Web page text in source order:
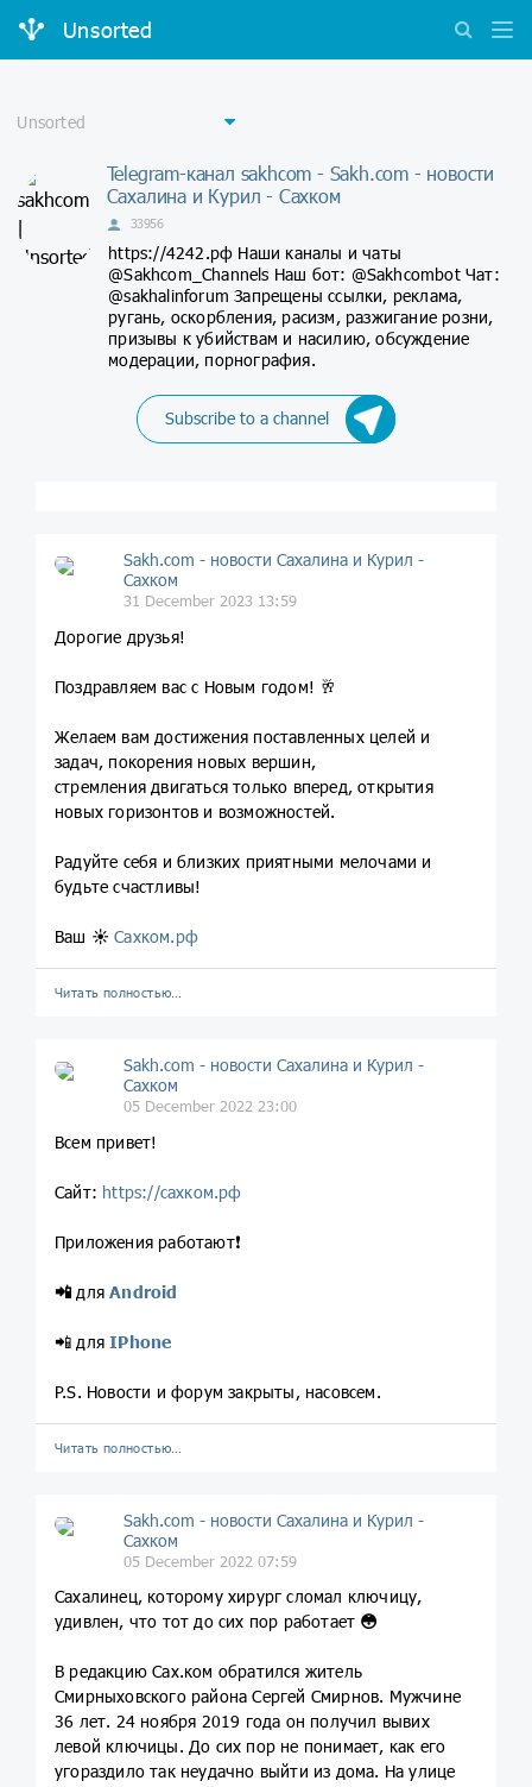
Unsorted
Telegram-канал sakhcom - Sakh.com - новости
Сахалина и Курил - Сахком
33956
https://4242.рф Наши каналы и чаты
@Sakhcom_Channels Наш бот: @Sakhcombot Чат:
@sakhalinforum Запрещены ссылки, реклама,
ругань, оскорбления, расизм, разжигание розни,
призывы к убийствам и насилию, обсуждение
модерации, порнография.
Subscribe to a channel
Sakh.com - новости Сахалина и Курил -
Сахком
31 December 2023 13:59
Дорогие друзья!
Поздравляем вас с Новым годом! 🥂
Желаем вам достижения поставленных целей и
задач, покорения новых вершин,
стремления двигаться только вперед, открытия
новых горизонтов и возможностей.
Радуйте себя и близких приятными мелочами и
будьте счастливы!
Ваш ☀️ Сахком.рф
Читать полностью…
Sakh.com - новости Сахалина и Курил -
Сахком
05 December 2022 23:00
Всем привет!
Сайт: https://сахком.рф
Приложения работают❗️
📲 дляAndroid
📲 дляIPhone
P.S. Новости и форум закрыты, насовсем.
Читать полностью…
Sakh.com - новости Сахалина и Курил -
Сахком
05 December 2022 07:59
Сахалинец, которому хирург сломал ключицу,
удивлен, что тот до сих пор работает 😳
В редакцию Сах.ком обратился житель
Смирныховского района Сергей Смирнов. Мужчине
36 лет. 24 ноября 2019 года он получил вывих
левой ключицы. До сих пор не понимает, как его
угораздило так неудачно выйти из дома. На улице